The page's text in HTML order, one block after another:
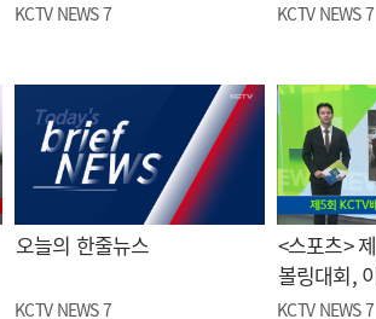
KCTV NEWS 7 KCTV NEWS 7
오늘의 한줄뉴스
KCTV NEWS 7
<스포츠>
볼링대회,
KCTV NEWS 7